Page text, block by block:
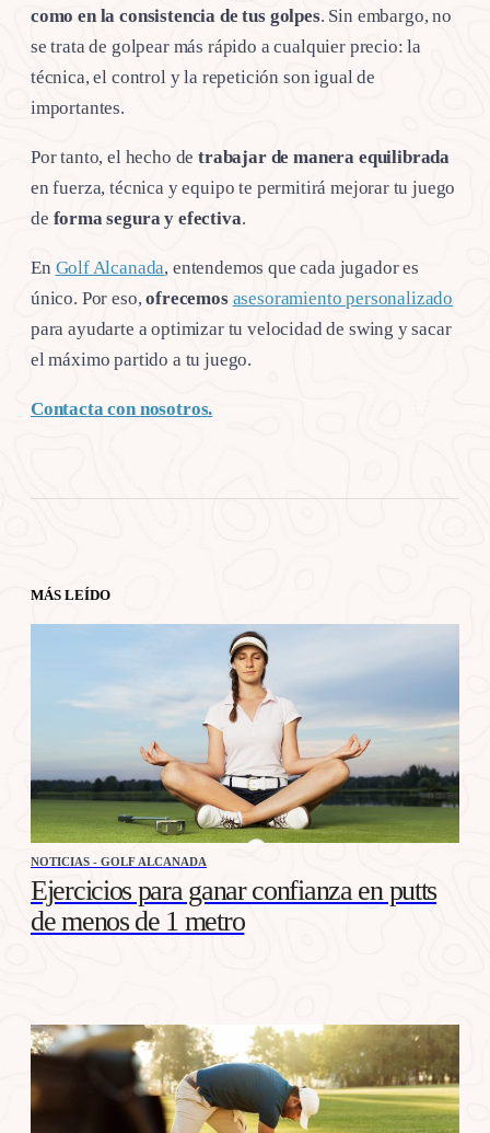
como en la consistencia de tus golpes. Sin embargo, no
se trata de golpear más rápido a cualquier precio: la
técnica, el control y la repetición son igual de
importantes.
Por tanto, el hecho de trabajar de manera equilibrada
en fuerza, técnica y equipo te permitirá mejorar tu juego
de forma segura y efectiva.
En Golf Alcanada, entendemos que cada jugador es
único. Por eso,ofrecemos asesoramiento personalizado
para ayudarte a optimizar tu velocidad de swing y sacar
el máximo partido a tu juego.
Contacta con nosotros.
MÁS LEÍDO
NOTICIAS - GOLF ALCANADA
Ejercicios para ganar confianza en putts
de menos de 1 metro